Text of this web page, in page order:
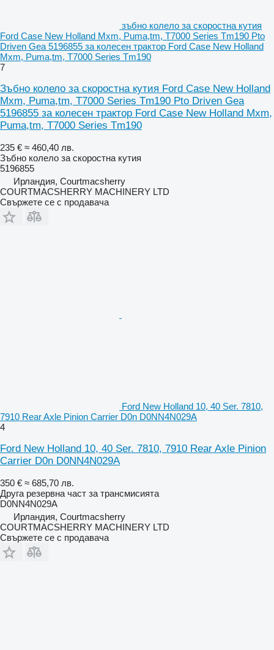
зъбно колело за скоростна кутия
Ford Case New Holland Mxm, Puma,tm, T7000 Series Tm190 Pto
Driven Gea 5196855 за колесен трактор Ford Case New Holland
Mxm, Puma,tm, T7000 Series Tm190
7
Зъбно колело за скоростна кутия Ford Case New Holland
Mxm, Puma,tm, T7000 Series Tm190 Pto Driven Gea
5196855 за колесен трактор Ford Case New Holland Mxm,
Puma,tm, T7000 Series Tm190
235 € ≈ 460,40 лв.
Зъбно колело за скоростна кутия
5196855
Ирландия, Courtmacsherry
COURTMACSHERRY MACHINERY LTD
Свържете се с продавача
Ford New Holland 10, 40 Ser. 7810,
7910 Rear Axle Pinion Carrier D0n D0NN4N029A
4
Ford New Holland 10, 40 Ser. 7810, 7910 Rear Axle Pinion
Carrier D0n D0NN4N029A
350 € ≈ 685,70 лв.
Друга резервна част за трансмисията
D0NN4N029A
Ирландия, Courtmacsherry
COURTMACSHERRY MACHINERY LTD
Свържете се с продавача